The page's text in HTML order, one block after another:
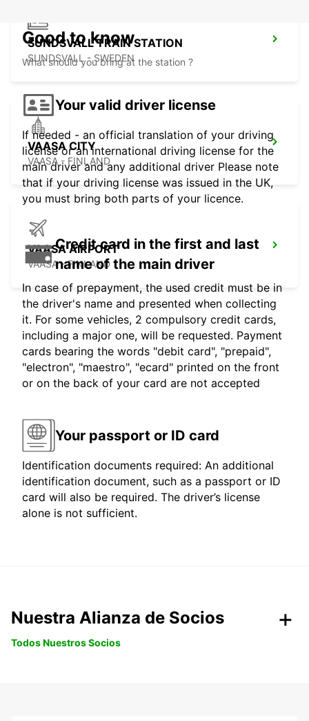
SUNDSVALL TRAIN STATION
SUNDSVALL - SWEDEN
VAASA CITY
VAASA - FINLAND
VAASA AIRPORT
VAASA - FINLAND
Good to know
What should you bring at the station ?
Your valid driver license
If needed - an official translation of your driving
license or an international driving license for the
main driver and any additional driver Please note
that if your driving license was issued in the UK,
you must bring both parts of your licence.
Credit card in the first and last
name of the main driver
In case of prepayment, the used credit must be in
the driver's name and presented when collecting
it. For some vehicles, 2 compulsory credit cards,
including a major one, will be requested. Payment
cards bearing the words "debit card", "prepaid",
"electron", "maestro", "ecard" printed on the front
or on the back of your card are not accepted
Your passport or ID card
Identification documents required: An additional
identification document, such as a passport or ID
card will also be required. The driver’s license
alone is not sufficient.
Nuestra Alianza de Socios
Todos Nuestros Socios